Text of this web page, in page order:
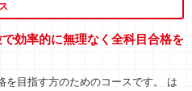
効率的に無理なく全科目合格を
を目指す方のためのコースです。 は